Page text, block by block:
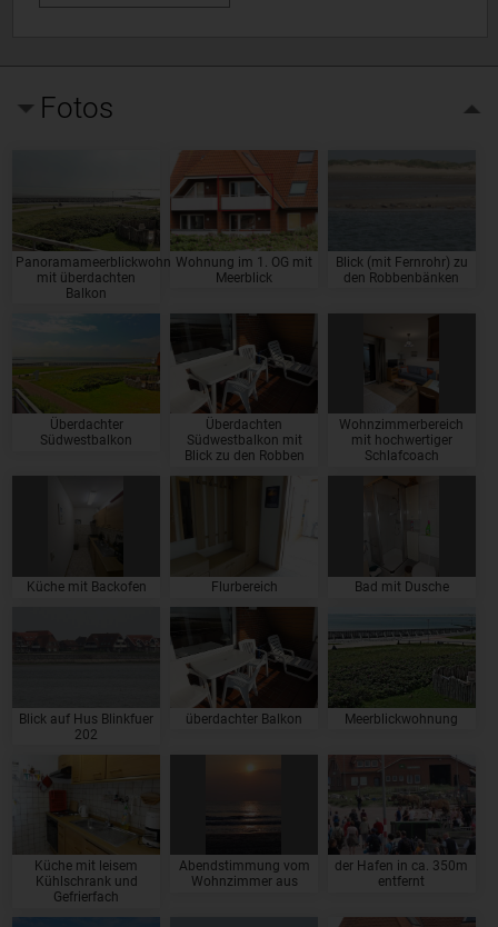
Fotos
Panoramameerblickwohnung
mit überdachten
Balkon
Wohnung im 1. OG mit
Meerblick
Blick (mit Fernrohr) zu
den Robbenbänken
Überdachter
Südwestbalkon
Überdachten
Südwestbalkon mit
Blick zu den Robben
Wohnzimmerbereich
mit hochwertiger
Schlafcoach
Küche mit Backofen Flurbereich Bad mit Dusche
Blick auf Hus Blinkfuer
202
überdachter Balkon Meerblickwohnung
Küche mit leisem
Kühlschrank und
Gefrierfach
Abendstimmung vom
Wohnzimmer aus
der Hafen in ca. 350m
entfernt